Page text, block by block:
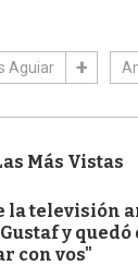
Aguiar
Más Vistas
la televisión
y
con vos"